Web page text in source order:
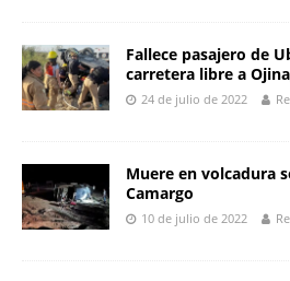
Fallece pasajero de
carretera libre a
24 de julio de 2022
Muere en volcadura
Camargo
10 de julio de 2022